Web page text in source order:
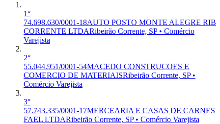
1°
74.698.630/0001-18AUTO POSTO MONTE ALEGRE RIB
CORRENTE LTDARibeirão Corrente, SP • Comércio
Varejista
2°
55.044.951/0001-54MACEDO CONSTRUCOES E
COMERCIO DE MATERIAISRibeirão Corrente, SP •
Comércio Varejista
3°
57.743.335/0001-17MERCEARIA E CASAS DE CARNES
FAEL LTDARibeirão Corrente, SP • Comércio Varejista